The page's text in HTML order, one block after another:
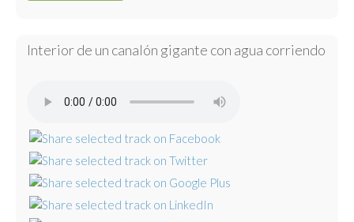
Interior de un canalón gigante con agua corriendo